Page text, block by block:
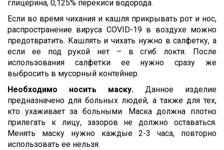
глицерина, 0,125% перекиси водорода.
Если во время чихания и кашля прикрывать рот и нос,
распространение вируса COVID-19 в воздухе можно
предотвратить. Кашлять и чихать нужно в салфетку, а
если ее под рукой нет – в сгиб локтя. После
использования салфетки ее нужно сразу же
выбросить в мусорный контейнер.
Необходимо носить маску. Данное изделие
предназначено для больных людей, а также для тех,
кто ухаживает за больными. Маска должна плотно
прилегать к лицу, зазоров не должно оставаться.
Менять маску нужно каждые 2-3 часа, повторно
использовать ее нельзя.